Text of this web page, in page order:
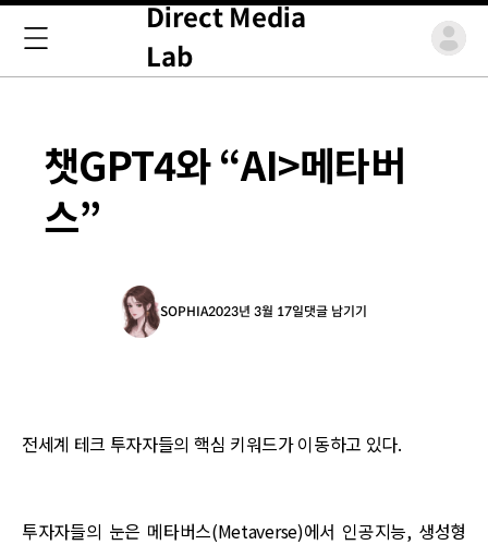
Direct Media
Lab
챗GPT4와 “AI>메타버
스”
SOPHIA2023년 3월 17일댓글 남기기
전세계 테크 투자자들의 핵심 키워드가 이동하고 있다.
투자자들의 눈은 메타버스(Metaverse)에서 인공지능, 생성형